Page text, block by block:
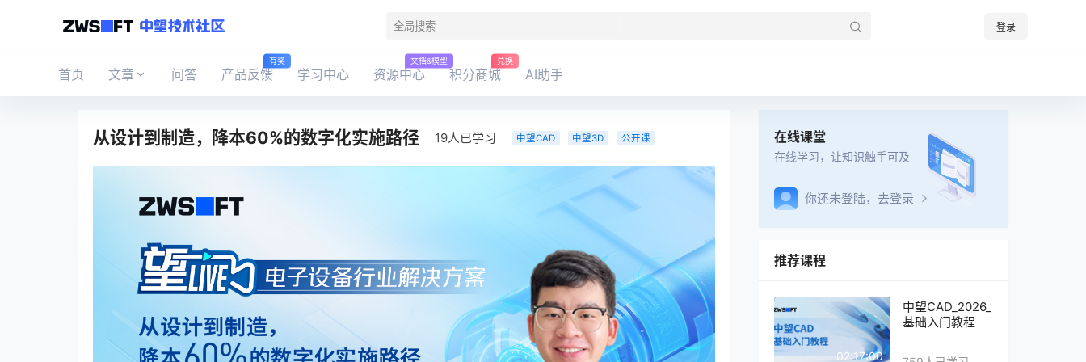
登录
首页 文章 问答 产品反馈
有奖
学习中心 资源中心
文档&模型
积分商城
兑换
AI助手
从设计到制造，降本60%的数字化实施路径 19人已学习 中望CAD 中望3D 公开课 在线课堂
在线学习，让知识触手可及
你还未登陆，去登录
推荐课程
02:17:00
中望CAD_2026_
基础入门教程